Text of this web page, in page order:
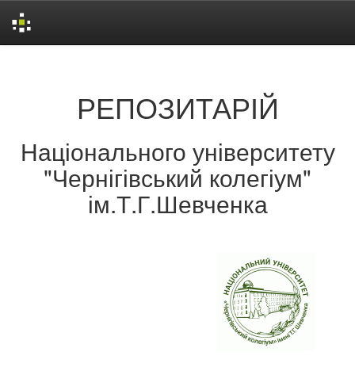
РЕПОЗИТАРІЙ
Національного університету
"Чернігівський колегіум"
ім.Т.Г.Шевченка